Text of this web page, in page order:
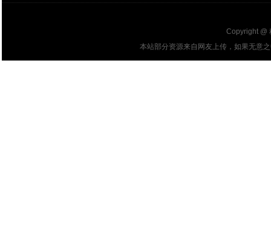
Copyright @
本站部分资源来自网友上传，如果无意